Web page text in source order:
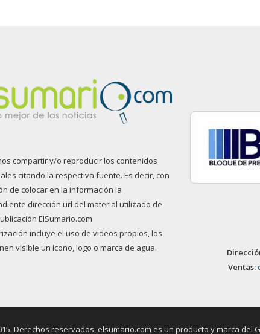
compartir y/o reproducir los contenidos
citando la respectiva fuente. Es decir, con
de colocar en la información la
dirección url del material utilizado de
ElSumario.com
incluye el uso de videos propios, los
visible un ícono, logo o marca de agua.
Ventas:
Derechos reservados, elsumario.com es un producto y marca del